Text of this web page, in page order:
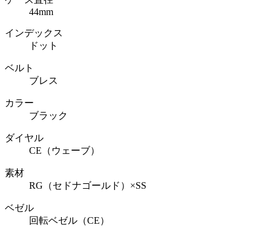
44mm
インデックス
ドット
ベルト
ブレス
カラー
ブラック
ダイヤル
CE（ウェーブ）
素材
RG（セドナゴールド）×SS
ベゼル
回転ベゼル（CE）